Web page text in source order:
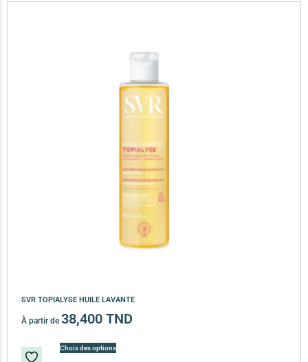
SVR TOPIALYSE HUILE LAVANTE
À partir de 38,400 TND
Choix des options